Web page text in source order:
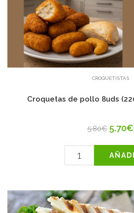
CROQUETISTAS
Croquetas de pollo 8uds
5.80€ 5.70€